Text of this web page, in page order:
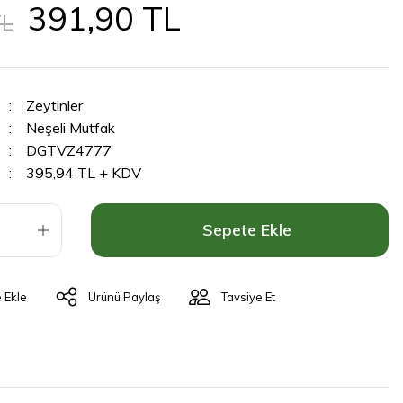
391,90 TL
Zeytinler
Neşeli Mutfak
DGTVZ4777
395,94 TL + KDV
Sepete Ekle
Ürünü Paylaş Tavsiye Et